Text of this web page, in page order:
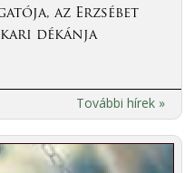
az Erzsébet
kari dékánja
További hírek »